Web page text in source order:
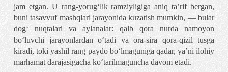
jam etgan. U rang-yorug‘lik ramziyligiga aniq ta’rif bergan,
buni tasavvuf mashqlari jarayonida kuzatish mumkin, — bular
dog‘ nuqtalari va aylanalar: qalb qora nurda namoyon
bo‘luvchi jarayonlardan o‘tadi va ora-sira qora-qizil tusga
kiradi, toki yashil rang paydo bo‘lmaguniga qadar, ya’ni ilohiy
marhamat darajasigacha ko‘tarilmaguncha davom etadi.